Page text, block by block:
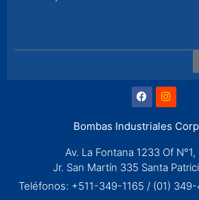
F
a
c
e
b
o
k
I
n
s
t
a
r
a
m
Bombas Industriales
Av. La Fontana 1233 Of
Jr. San Martín 335 Santa
Teléfonos: +511-349-1165 / (01)